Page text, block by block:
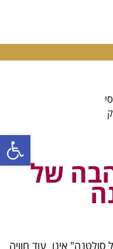
פתח
של
אינו עוד חוויה